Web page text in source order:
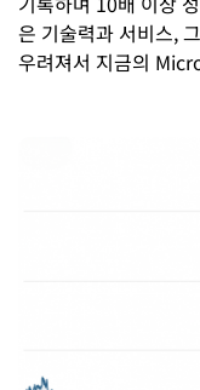
은 기술력과 서비스,
우려져서 지금의